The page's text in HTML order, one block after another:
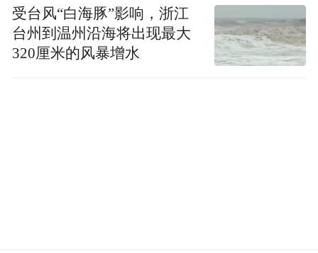
受台风“白海豚”影响，浙江
台州到温州沿海将出现最大
320厘米的风暴增水